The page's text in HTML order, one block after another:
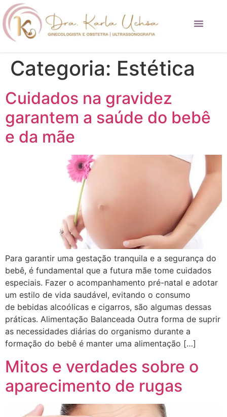
Categoria: Estética
Cuidados na gravidez
garantem a saúde do bebê
e da mãe
Para garantir uma gestação tranquila e a segurança do
bebê, é fundamental que a futura mãe tome cuidados
especiais. Fazer o acompanhamento pré-natal e adotar
um estilo de vida saudável, evitando o consumo
de bebidas alcoólicas e cigarros, são algumas dessas
práticas. Alimentação Balanceada Outra forma de suprir
as necessidades diárias do organismo durante a
formação do bebê é manter uma alimentação […]
Mitos e verdades sobre o
aparecimento de rugas